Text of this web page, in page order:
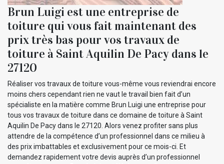
Brun Luigi est une entreprise de
toiture qui vous fait maintenant des
prix très bas pour vos travaux de
toiture à Saint Aquilin De Pacy dans le
27120
Réaliser vos travaux de toiture vous-même vous reviendrai encore
moins chers cependant rien ne vaut le travail bien fait d’un
spécialiste en la matière comme Brun Luigi une entreprise pour
tous vos travaux de toiture dans ce domaine de toiture à Saint
Aquilin De Pacy dans le 27120. Alors venez profiter sans plus
attendre de la compétence d’un professionnel dans ce milieu à
des prix imbattables et exclusivement pour ce mois-ci. Et
demandez rapidement votre devis auprès d’un professionnel